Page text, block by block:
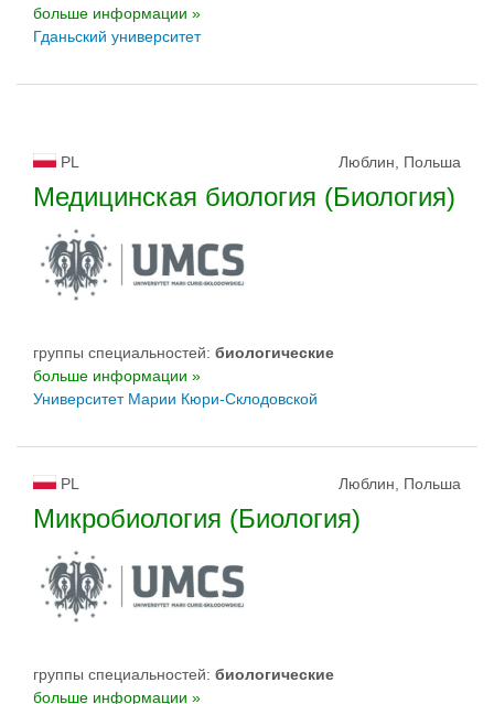
больше информации »
Гданьский университет
PL Люблин, Польша
Медицинская биология (Биология)
группы специальностей: биологическиe
больше информации »
Университет Марии Кюри-Склодовской
PL Люблин, Польша
Микробиология (Биология)
группы специальностей: биологическиe
больше информации »